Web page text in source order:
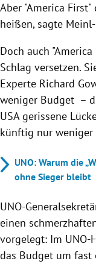
Aber "America
heißen, sagte
Doch auch
Schlag versetzen.
Experte Richard
weniger Budget –
USA gerissene
künftig nur weniger
UNO: Warum die
ohne Sieger bleibt
UNO-
einen
vorgelegt: Im UNO-
das Budget um fast